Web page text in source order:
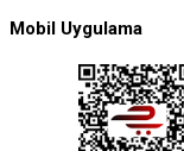
Mobil Uygulama